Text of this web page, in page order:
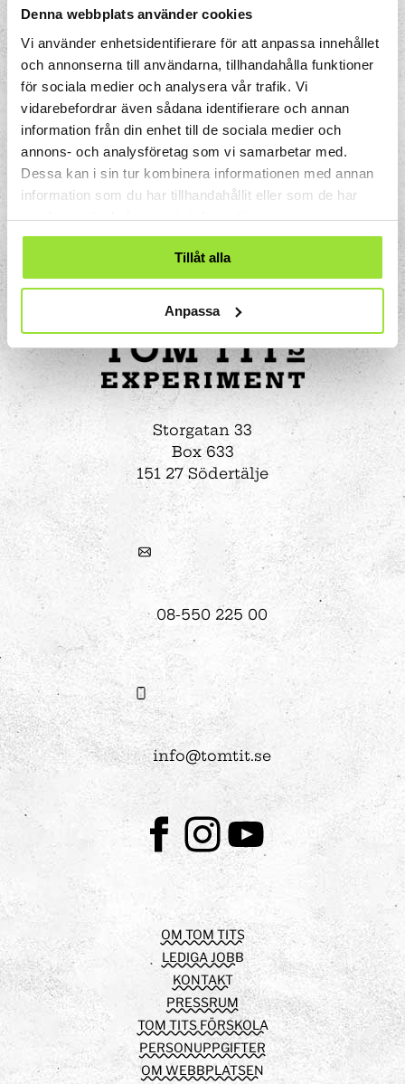
Denna webbplats använder cookies
Vi använder enhetsidentifierare för att anpassa innehållet
och annonserna till användarna, tillhandahålla funktioner
för sociala medier och analysera vår trafik. Vi
vidarebefordrar även sådana identifierare och annan
information från din enhet till de sociala medier och
annons- och analysföretag som vi samarbetar med.
Dessa kan i sin tur kombinera informationen med annan
information som du har tillhandahållit eller som de har
samlat in när du har använt deras tjänster.
Tillåt alla
Anpassa
lägesenergi. När kulan rullar nedåt minskar
lägesenergin samtidigt som rörelseenergin
ökar.
Storgatan 33
Box 633
151 27 Södertälje
08-550 225 00
info@tomtit.se
Facebook
InstagramYoutube
OM TOM TITS
LEDIGA JOBB
KONTAKT
PRESSRUM
TOM TITS FÖRSKOLA
PERSONUPPGIFTER
OM WEBBPLATSEN